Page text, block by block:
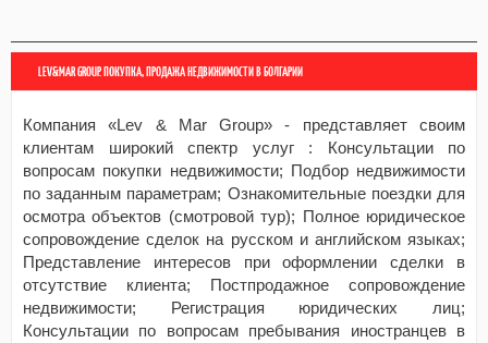
LEV&MAR GROUP. ПОКУПКА, ПРОДАЖА НЕДВИЖИМОСТИ В БОЛГАРИИ
Компания «Lev & Mar Group» - представляет своим
клиентам широкий спектр услуг : Консультации по
вопросам покупки недвижимости; Подбор недвижимости
по заданным параметрам; Ознакомительные поездки для
осмотра объектов (смотровой тур); Полное юридическое
сопровождение сделок на русском и английском языках;
Представление интересов при оформлении сделки в
отсутствие клиента; Постпродажное сопровождение
недвижимости; Регистрация юридических лиц;
Консультации по вопросам пребывания иностранцев в